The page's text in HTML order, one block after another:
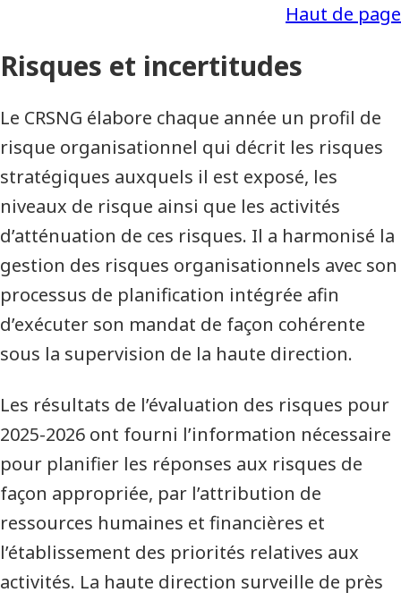
Haut de page
Risques et incertitudes
Le CRSNG élabore chaque année un profil de
risque organisationnel qui décrit les risques
stratégiques auxquels il est exposé, les
niveaux de risque ainsi que les activités
d’atténuation de ces risques. Il a harmonisé la
gestion des risques organisationnels avec son
processus de planification intégrée afin
d’exécuter son mandat de façon cohérente
sous la supervision de la haute direction.
Les résultats de l’évaluation des risques pour
2025-2026 ont fourni l’information nécessaire
pour planifier les réponses aux risques de
façon appropriée, par l’attribution de
ressources humaines et financières et
l’établissement des priorités relatives aux
activités. La haute direction surveille de près